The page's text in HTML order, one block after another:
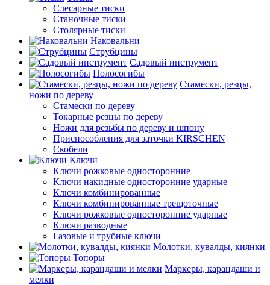
Слесарные тиски
Станочные тиски
Столярные тиски
Наковальни
Струбцины
Садовый инструмент
Полосогибы
Стамески, резцы,
ножи по дереву
Стамески по дереву
Токарные резцы по дереву
Ножи для резьбы по дереву и шпону
Приспособления для заточки KIRSCHEN
Скобели
Ключи
Ключи рожковые односторонние
Ключи накидные односторонние ударные
Ключи комбинированные
Ключи комбинированные трещоточные
Ключи рожковые односторонние ударные
Ключи разводные
Газовые и трубные ключи
Молотки, кувалды, киянки
Топоры
Маркеры, карандаши и
мелки